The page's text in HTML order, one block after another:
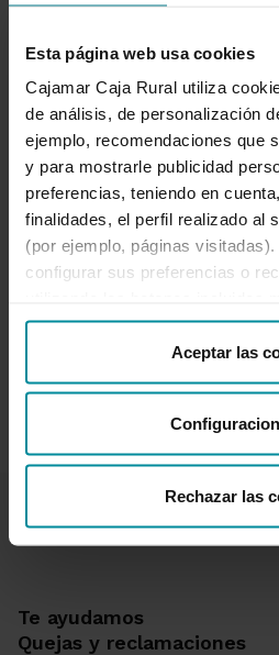
Esta página web usa cookies
Cajamar Caja Rural utiliza
de análisis, de personalización
ejemplo, recomendaciones que
y para mostrarle publicidad
preferencias, teniendo en
finalidades, el perfil realizado al
(por ejemplo, páginas visitadas).
configurar sus preferencias o
“Detalles”. También puede
como cambiar el consentimiento
desde nuestraPolítica de
Aceptar las
Rechazar las
Revisión de la
banco emisor y pago al
procede.
La normativa que regula
documentarios Stand By
Cámara de Comercio
Fases de un crédito
« Anterior
Te ayudamos
Quejas y reclamaciones